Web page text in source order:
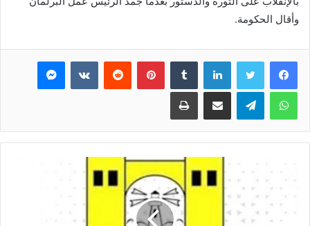
وأقال الحكومة.
فيسبوك تويتر لينكدإن بينتيريست ماسنجر
واتساب تيلقرام مشاركة عبر البريد طباعة